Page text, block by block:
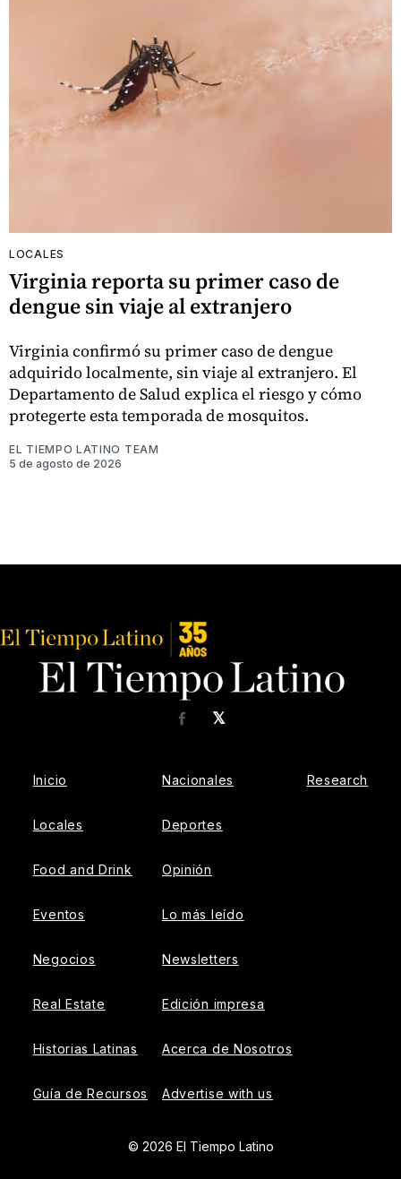
LOCALES
Virginia reporta su primer caso de
dengue sin viaje al extranjero
Virginia confirmó su primer caso de dengue
adquirido localmente, sin viaje al extranjero. El
Departamento de Salud explica el riesgo y cómo
protegerte esta temporada de mosquitos.
EL TIEMPO LATINO TEAM
5 de agosto de 2026
𝕏
Facebook
Inicio
Locales
Food and Drink
Eventos
Negocios
Real Estate
Historias Latinas
Guía de Recursos
Nacionales
Deportes
Opinión
Lo más leído
Newsletters
Edición impresa
Acerca de Nosotros
Advertise with us
Research
© 2026 El Tiempo Latino